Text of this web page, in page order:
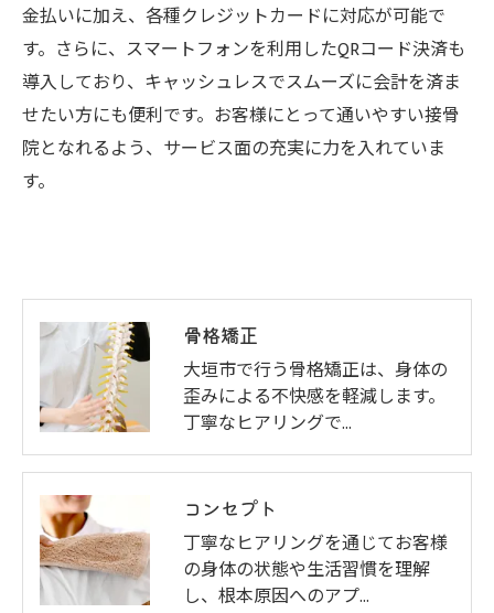
金払いに加え、各種クレジットカードに対応が可能で
す。さらに、スマートフォンを利用したQRコード決済も
導入しており、キャッシュレスでスムーズに会計を済ま
せたい方にも便利です。お客様にとって通いやすい接骨
院となれるよう、サービス面の充実に力を入れていま
す。
骨格矯正
大垣市で行う骨格矯正は、身体の
歪みによる不快感を軽減します。
丁寧なヒアリングで…
コンセプト
丁寧なヒアリングを通じてお客様
の身体の状態や生活習慣を理解
し、根本原因へのアプ…